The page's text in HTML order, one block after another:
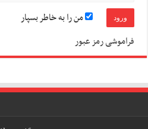
من را به خاطر بسپار
فراموشی رمز عبور